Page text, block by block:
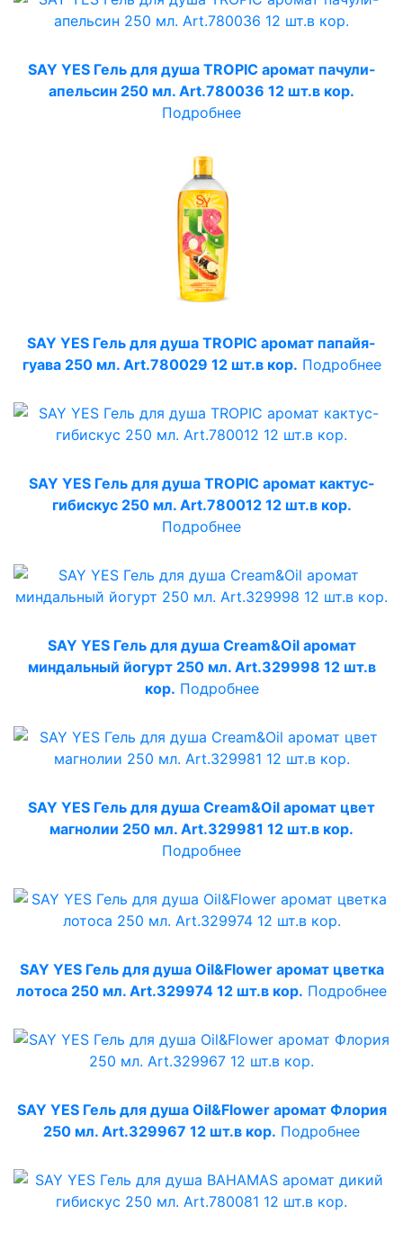
SAY YES Гель для душа TROPIC аромат пачули-
апельсин 250 мл. Art.780036 12 шт.в кор.
Подробнее
SAY YES Гель для душа TROPIC аромат папайя-
гуава 250 мл. Art.780029 12 шт.в кор. Подробнее
SAY YES Гель для душа TROPIC аромат кактус-
гибискус 250 мл. Art.780012 12 шт.в кор.
Подробнее
SAY YES Гель для душа Cream&Oil аромат
миндальный йогурт 250 мл. Art.329998 12 шт.в
кор. Подробнее
SAY YES Гель для душа Cream&Oil аромат цвет
магнолии 250 мл. Art.329981 12 шт.в кор.
Подробнее
SAY YES Гель для душа Oil&Flower аромат цветка
лотоса 250 мл. Art.329974 12 шт.в кор. Подробнее
SAY YES Гель для душа Oil&Flower аромат Флория
250 мл. Art.329967 12 шт.в кор. Подробнее